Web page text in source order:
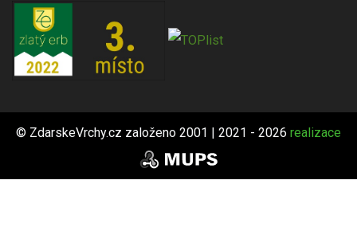
© ZdarskeVrchy.cz založeno 2001 | 2021 - 2026 realizace